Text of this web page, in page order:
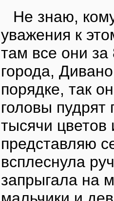
Не знаю,
уважения к
там все они
города,
порядке, так
головы
тысячи
представляю
всплеснула
запрыгала на